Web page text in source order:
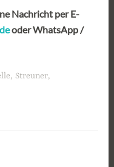
Nachricht per E-
oder WhatsApp /
, Streuner,